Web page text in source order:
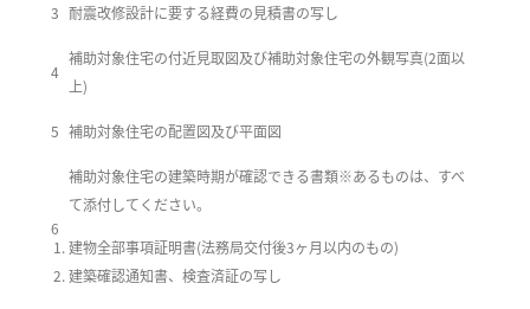
3 耐震改修設計に要する経費の見積書の写し
4
補助対象住宅の付近見取図及び補助対象住宅の外観写真(2面以
上)
5 補助対象住宅の配置図及び平面図
6
補助対象住宅の建築時期が確認できる書類※あるものは、すべ
て添付してください。
建物全部事項証明書(法務局交付後3ヶ月以内のもの)
建築確認通知書、検査済証の写し